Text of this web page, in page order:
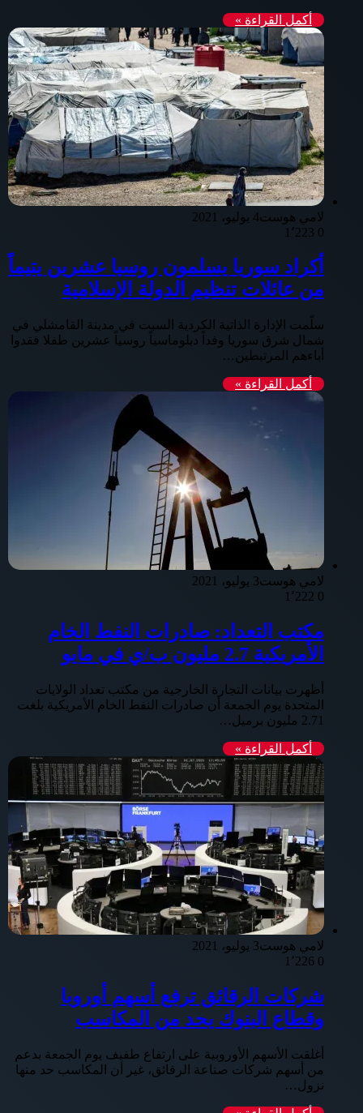
أكمل القراءة »
لامي هوست4 يوليو، 2021
0
أكراد سوريا يسلمون روسيا عشرين يتيماً
من عائلات تنظيم الدولة الإسلامية
سلّمت الإدارة الذاتية الكردية السبت في مدينة القامشلي في
شمال شرق سوريا وفداً دبلوماسياً روسياً عشرين طفلا فقدوا
أباءهم المرتبطين…
أكمل القراءة »
لامي هوست3 يوليو، 2021
0
مكتب التعداد: صادرات النفط الخام
الأمريكية 2.7 مليون ب/ي في مايو
أظهرت بيانات التجارة الخارجية من مكتب تعداد الولايات
المتحدة يوم الجمعة أن صادرات النفط الخام الأمريكية بلغت
2.71 مليون برميل…
أكمل القراءة »
لامي هوست3 يوليو، 2021
0
شركات الرقائق ترفع أسهم أوروبا
وقطاع البنوك يحد من المكاسب
أغلقت الأسهم الأوروبية على ارتفاع طفيف يوم الجمعة بدعم
من أسهم شركات صناعة الرقائق، غير أن المكاسب حد منها
نزول…